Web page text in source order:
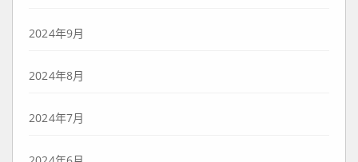
2024年9月
2024年8月
2024年7月